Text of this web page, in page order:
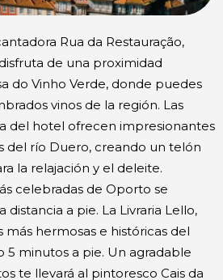
Rua da Restauração,
de una proximidad
do Vinho Verde, donde puedes
vinos de la región. Las
del hotel ofrecen impresionantes
del río Duero, creando un telón
la relajación y el deleite.
celebradas de Oporto se
distancia a pie. La Livraria Lello,
más hermosas e históricas del
5 minutos a pie. Un agradable
te llevará al pintoresco Cais da